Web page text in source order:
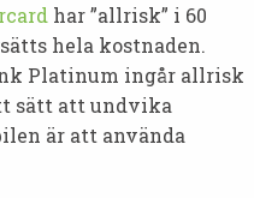
har ”allrisk” i 60
hela kostnaden.
Platinum ingår allrisk
sätt att undvika
är att använda